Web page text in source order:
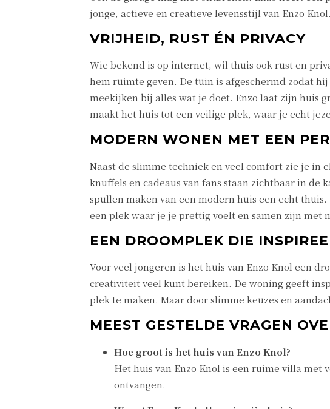
jonge, actieve en creatieve levensstijl van Enzo
VRIJHEID, RUST ÉN PRIVACY
Wie bekend is op internet, wil thuis ook rust en
hem ruimte geven. De tuin is afgeschermd zodat
meekijken bij alles wat je doet. Enzo laat zijn huis
maakt het huis tot een veilige plek, waar je echt
MODERN WONEN MET EEN
Naast de slimme techniek en veel comfort zie je in
knuffels en cadeaus van fans staan zichtbaar in
spullen maken van een modern huis een echt
een plek waar je je prettig voelt en samen zijn met
EEN DROOMPLEK DIE
Voor veel jongeren is het huis van Enzo Knol een
creativiteit veel kunt bereiken. De woning geeft
plek te maken. Maar door slimme keuzes en
MEEST GESTELDE VRAGEN
Hoe groot is het huis van Enzo Knol?
Het huis van Enzo Knol is een ruime villa met
ontvangen.